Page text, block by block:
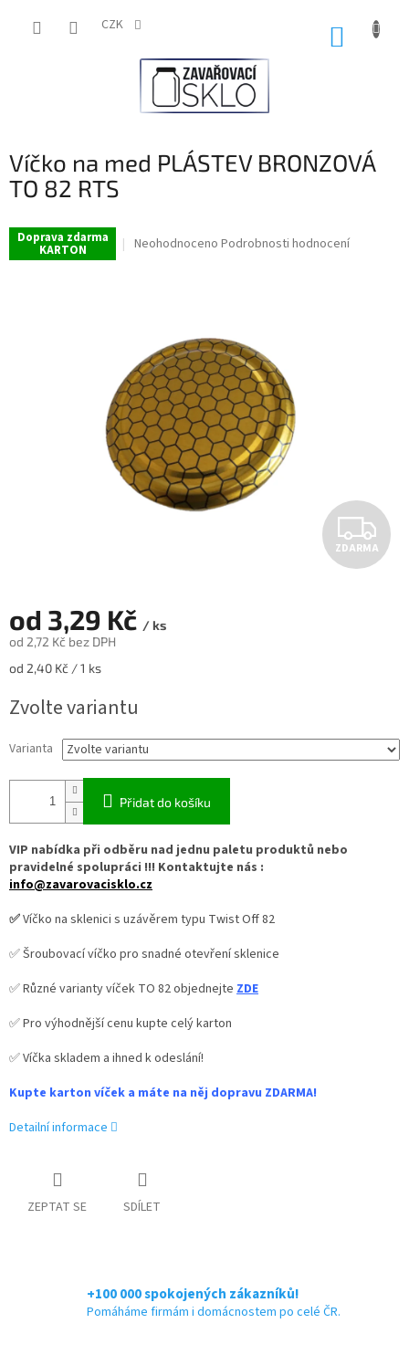
CZK
Víčko na med PLÁSTEV BRONZOVÁ
TO 82 RTS
Doprava zdarma
KARTON
Průměrné
hvězdiček.
Neohodnoceno Podrobnosti hodnocení
Z
D
ZDARMA
od 3,29 Kč / ks
od 2,72 Kč bez DPH
Měrná
od 2,40 Kč / 1 ks
Zvolte variantu
Varianta
Přidat do košíku
VIP nabídka při odběru nad jednu paletu produktů nebo
pravidelné spolupráci !!! Kontaktujte nás :
info@zavarovacisklo.cz
✅Víčko na sklenici s uzávěrem typu Twist Off 82
✅ Šroubovací víčko pro snadné otevření sklenice
✅ Různé varianty víček TO 82 objednejte ZDE
✅ Pro výhodnější cenu kupte celý karton
✅ Víčka skladem a ihned k odeslání!
Kupte karton víček a máte na něj dopravu ZDARMA!
Detailní informace
ZEPTAT SE SDÍLET
+100 000 spokojených zákazníků!
Pomáháme firmám i domácnostem po celé ČR.